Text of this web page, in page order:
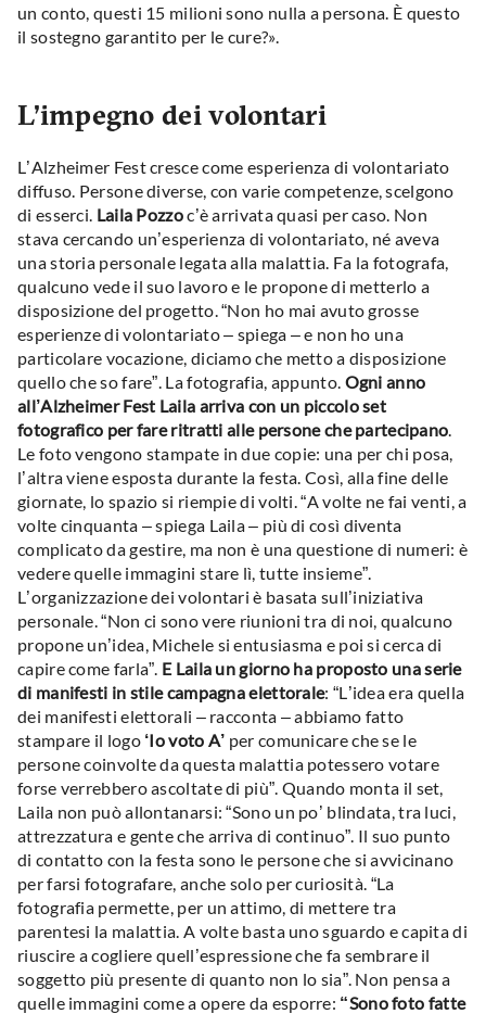
un conto, questi 15 milioni sono nulla a persona. È questo
il sostegno garantito per le cure?».
L’impegno dei volontari
L’Alzheimer Fest cresce come esperienza di volontariato
diffuso. Persone diverse, con varie competenze, scelgono
di esserci. Laila Pozzoc’è arrivata quasi per caso. Non
stava cercando un’esperienza di volontariato, né aveva
una storia personale legata alla malattia. Fa la fotografa,
qualcuno vede il suo lavoro e le propone di metterlo a
disposizione del progetto. “Non ho mai avuto grosse
esperienze di volontariato – spiega – e non ho una
particolare vocazione, diciamo che metto a disposizione
quello che so fare”. La fotografia, appunto. Ogni anno
all’Alzheimer Fest Laila arriva con un piccolo set
fotografico per fare ritratti alle persone che partecipano.
Le foto vengono stampate in due copie: una per chi posa,
l’altra viene esposta durante la festa. Così, alla fine delle
giornate, lo spazio si riempie di volti. “A volte ne fai venti, a
volte cinquanta – spiega Laila – più di così diventa
complicato da gestire, ma non è una questione di numeri: è
vedere quelle immagini stare lì, tutte insieme”.
L’organizzazione dei volontari è basata sull’iniziativa
personale. “Non ci sono vere riunioni tra di noi, qualcuno
propone un’idea, Michele si entusiasma e poi si cerca di
capire come farla”. E Laila un giorno ha proposto una serie
di manifesti in stile campagna elettorale: “L’idea era quella
dei manifesti elettorali – racconta – abbiamo fatto
stampare il logo ‘Io voto A’ per comunicare che se le
persone coinvolte da questa malattia potessero votare
forse verrebbero ascoltate di più”. Quando monta il set,
Laila non può allontanarsi: “Sono un po’ blindata, tra luci,
attrezzatura e gente che arriva di continuo”. Il suo punto
di contatto con la festa sono le persone che si avvicinano
per farsi fotografare, anche solo per curiosità. “La
fotografia permette, per un attimo, di mettere tra
parentesi la malattia. A volte basta uno sguardo e capita di
riuscire a cogliere quell’espressione che fa sembrare il
soggetto più presente di quanto non lo sia”. Non pensa a
quelle immagini come a opere da esporre: “Sono foto fatte